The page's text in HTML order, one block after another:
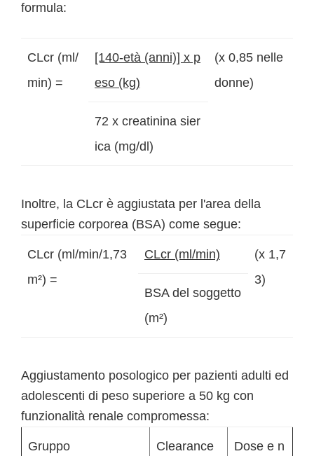
formula:
CLcr (ml/
min) =
[140-età (anni)] x p
eso (kg)
(x 0,85 nelle
donne)
72 x creatinina sier
ica (mg/dl)
Inoltre, la CLcr è aggiustata per l'area della
superficie corporea (BSA) come segue:
CLcr (ml/min/1,73
m²) =
CLcr (ml/min)
(x 1,7
3)
BSA del soggetto
(m²)
Aggiustamento posologico per pazienti adulti ed
adolescenti di peso superiore a 50 kg con
funzionalità renale compromessa:
Gruppo
Clearance
Dose e n